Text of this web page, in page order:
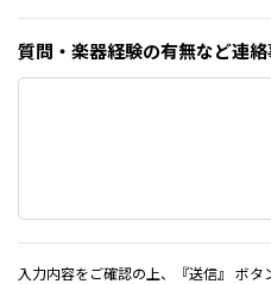
質問・楽器経験の有無など連
入力内容をご確認の上、『送信』 ボタ